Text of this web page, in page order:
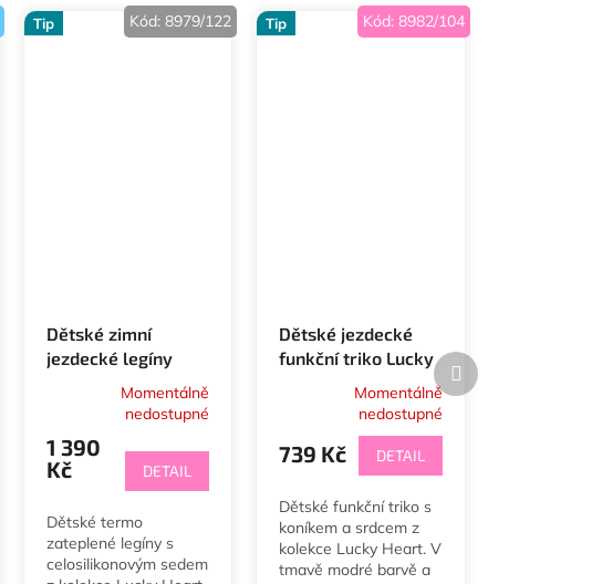
Tip
Dětské zimní
jezdecké legíny
Waldhausen
Momentálně
nedostupné
1 390
Kč
DETAIL
Dětské termo
zateplené legíny s
celosilikonovým sedem
Kód:8979/122 Tip
Dětské jezdecké
funkční triko Lucky
Momentálně
nedostupné
739 Kč DETAIL
Dětské funkční triko s
koníkem a srdcem z
kolekce Lucky Heart. V
tmavě modré barvě a
Kód: 8982/104
Další
produkt